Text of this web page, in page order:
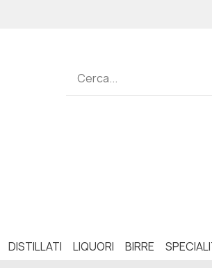
DISTILLATI LIQUORI BIRRE